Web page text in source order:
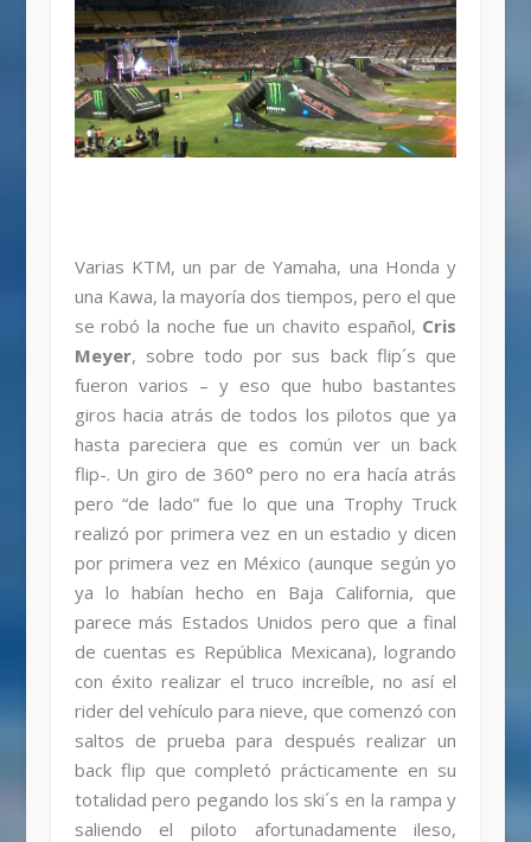
Varias KTM, un par de Yamaha, una Honda y
una Kawa, la mayoría dos tiempos, pero el que
se robó la noche fue un chavito español, Cris
Meyer, sobre todo por sus back flip´s que
fueron varios – y eso que hubo bastantes
giros hacia atrás de todos los pilotos que ya
hasta pareciera que es común ver un back
flip-. Un giro de 360° pero no era hacía atrás
pero “de lado” fue lo que una Trophy Truck
realizó por primera vez en un estadio y dicen
por primera vez en México (aunque según yo
ya lo habían hecho en Baja California, que
parece más Estados Unidos pero que a final
de cuentas es República Mexicana), logrando
con éxito realizar el truco increíble, no así el
rider del vehículo para nieve, que comenzó con
saltos de prueba para después realizar un
back flip que completó prácticamente en su
totalidad pero pegando los ski´s en la rampa y
saliendo el piloto afortunadamente ileso,